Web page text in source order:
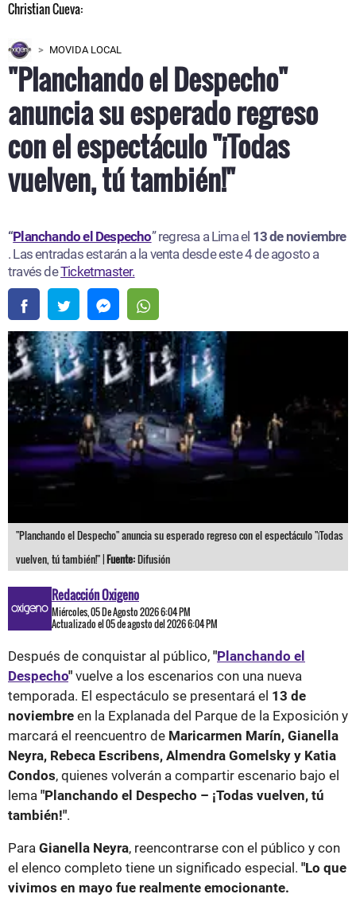
MOVIDA LOCAL
"Planchando el Despecho"
anuncia su esperado regreso
con el espectáculo "¡Todas
vuelven, tú también!"
“Planchando el Despecho” regresa a Lima el 13 de noviembre
. Las entradas estarán a la venta desde este 4 de agosto a
través deTicketmaster.
"Planchando el Despecho" anuncia su esperado regreso con el espectáculo "¡Todas
vuelven, tú también!" |Fuente:Difusión
Redacción Oxigeno
Miércoles, 05 De Agosto 2026 6:04 PM
Actualizado el 05 de agosto del 2026 6:04 PM
Después de conquistar al público, "Planchando el
Despecho" vuelve a los escenarios con una nueva
temporada. El espectáculo se presentará el 13 de
noviembre en la Explanada del Parque de la Exposición y
marcará el reencuentro de Maricarmen Marín, Gianella
Neyra, Rebeca Escribens, Almendra Gomelsky y Katia
Condos, quienes volverán a compartir escenario bajo el
lema "Planchando el Despecho – ¡Todas vuelven, tú
también!".
Para Gianella Neyra, reencontrarse con el público y con
el elenco completo tiene un significado especial. "Lo que
vivimos en mayo fue realmente emocionante.